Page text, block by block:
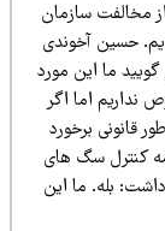
سازمان
آخوندی
گویید ما این مورد
اما اگر
برخورد
سگ های
ما این